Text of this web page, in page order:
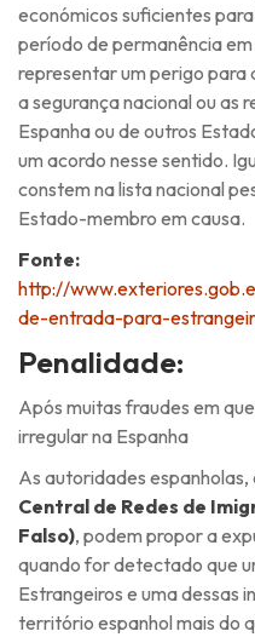
económicos suficientes
período de permanência
representar um perigo para
a segurança nacional ou as
Espanha ou de outros
um acordo nesse sentido.
constem na lista nacional
Estado-membro em causa.
Fonte:
http://
de-entrada-para-
Penalidade:
Após muitas fraudes em
irregular na Espanha
As autoridades
Central de Redes de
Falso), podem propor a
quando for detectado que
Estrangeiros e uma dessas
território espanhol mais do